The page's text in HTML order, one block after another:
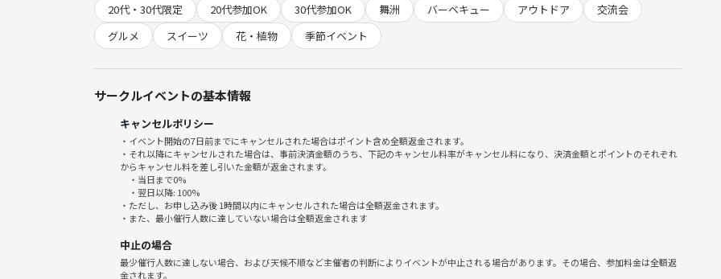
JR西九条駅 10:00集合
※みんなでスーパーに寄ってから会場へ向かいます
📍 会場
THE DAY バーベキュー大阪
🕐 タイムスケジュール
10:00 JR西九条駅 集合
20代・30代限定
20代参加OK 30代参加OK 舞洲 バーベキュー アウトドア
交流会
グルメ
スイーツ 花・植物 季節イベント
サークルイベントの基本情報
キャンセルポリシー
・イベント開始の7日前までにキャンセルされた場合はポイント含め全額返金されます。
・それ以降にキャンセルされた場合は、事前決済金額のうち、下記のキャンセル料率がキャンセル料になり、決済金額とポイントのそれぞれ
からキャンセル料を差し引いた金額が返金されます。
・当日まで0%
・翌日以降: 100%
・ただし、お申し込み後 1時間以内にキャンセルされた場合は全額返金されます。
・また、最小催行人数に達していない場合は全額返金されます
中止の場合
最少催行人数に達しない場合、および天候不順など主催者の判断によりイベントが中止される場合があります。その場合、参加料金は全額返
金されます。